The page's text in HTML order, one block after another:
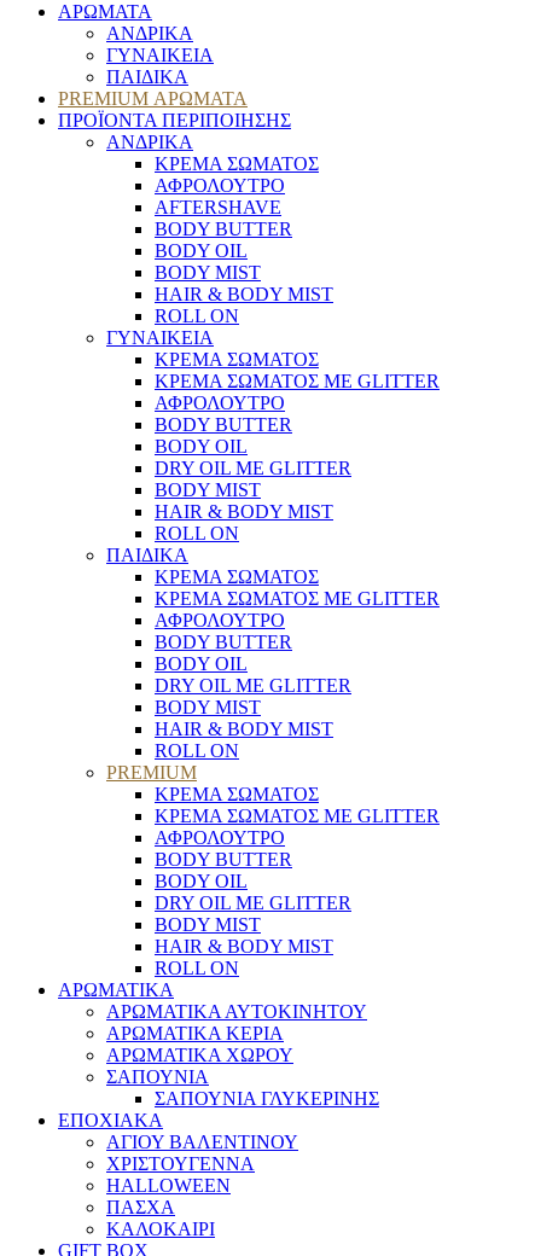
ΑΡΩΜΑΤΑ
ΑΝΔΡΙΚΑ
ΓΥΝΑΙΚΕΙΑ
ΠΑΙΔΙΚΑ
PREMIUM ΑΡΩΜΑΤΑ
ΠΡΟΪΟΝΤΑ ΠΕΡΙΠΟΙΗΣΗΣ
ΑΝΔΡΙΚΑ
ΚΡΕΜΑ ΣΩΜΑΤΟΣ
ΑΦΡΟΛΟΥΤΡΟ
AFTERSHAVE
BODY BUTTER
BODY OIL
BODY MIST
HAIR & BODY MIST
ROLL ON
ΓΥΝΑΙΚΕΙΑ
ΚΡΕΜΑ ΣΩΜΑΤΟΣ
ΚΡΕΜΑ ΣΩΜΑΤΟΣ ΜΕ GLITTER
ΑΦΡΟΛΟΥΤΡΟ
BODY BUTTER
BODY OIL
DRY OIL ΜΕ GLITTER
BODY MIST
HAIR & BODY MIST
ROLL ON
ΠΑΙΔΙΚΑ
ΚΡΕΜΑ ΣΩΜΑΤΟΣ
ΚΡΕΜΑ ΣΩΜΑΤΟΣ ΜΕ GLITTER
ΑΦΡΟΛΟΥΤΡΟ
BODY BUTTER
BODY OIL
DRY OIL ΜΕ GLITTER
BODY MIST
HAIR & BODY MIST
ROLL ON
PREMIUM
ΚΡΕΜΑ ΣΩΜΑΤΟΣ
ΚΡΕΜΑ ΣΩΜΑΤΟΣ ΜΕ GLITTER
ΑΦΡΟΛΟΥΤΡΟ
BODY BUTTER
BODY OIL
DRY OIL ΜΕ GLITTER
BODY MIST
HAIR & BODY MIST
ROLL ON
ΑΡΩΜΑΤΙΚΑ
ΑΡΩΜΑΤΙΚΑ ΑΥΤΟΚΙΝΗΤΟΥ
ΑΡΩΜΑΤΙΚΑ ΚΕΡΙΑ
ΑΡΩΜΑΤΙΚΑ ΧΩΡΟΥ
ΣΑΠΟΥΝΙΑ
ΣΑΠΟΥΝΙΑ ΓΛΥΚΕΡΙΝΗΣ
ΕΠΟΧΙΑΚΑ
ΑΓΙΟΥ ΒΑΛΕΝΤΙΝΟΥ
ΧΡΙΣΤΟΥΓΕΝΝΑ
HALLOWEEN
ΠΑΣΧΑ
ΚΑΛΟΚΑΙΡΙ
GIFT BOX